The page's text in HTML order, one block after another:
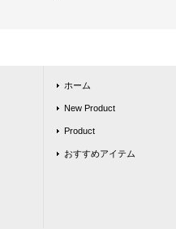
ホーム
New Product
Product
おすすめアイテム